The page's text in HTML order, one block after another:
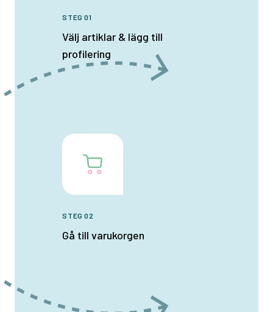
STEG 01
Välj artiklar & lägg till
profilering
STEG 02
Gå till varukorgen